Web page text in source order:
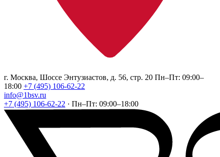
г. Москва, Шоссе Энтузиастов, д. 56, стр. 20 Пн–Пт: 09:00–
18:00 +7 (495) 106-62-22
info@1bsv.ru
+7 (495) 106-62-22 · Пн–Пт: 09:00–18:00